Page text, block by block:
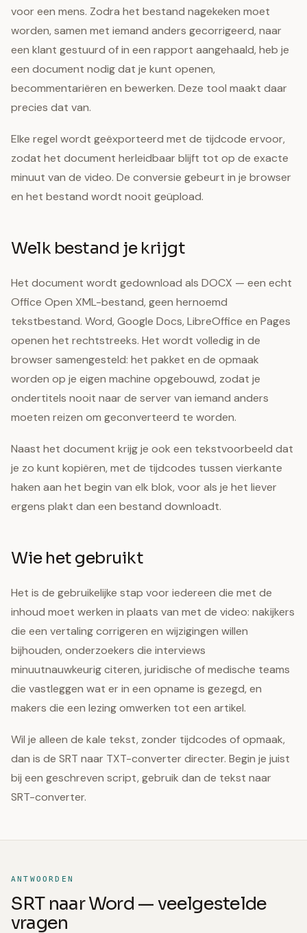
voor een mens. Zodra het bestand nagekeken moet
worden, samen met iemand anders gecorrigeerd, naar
een klant gestuurd of in een rapport aangehaald, heb je
een document nodig dat je kunt openen,
becommentariëren en bewerken. Deze tool maakt daar
precies dat van.
Elke regel wordt geëxporteerd met de tijdcode ervoor,
zodat het document herleidbaar blijft tot op de exacte
minuut van de video. De conversie gebeurt in je browser
en het bestand wordt nooit geüpload.
Welk bestand je krijgt
Het document wordt gedownload als DOCX — een echt
Office Open XML-bestand, geen hernoemd
tekstbestand. Word, Google Docs, LibreOffice en Pages
openen het rechtstreeks. Het wordt volledig in de
browser samengesteld: het pakket en de opmaak
worden op je eigen machine opgebouwd, zodat je
ondertitels nooit naar de server van iemand anders
moeten reizen om geconverteerd te worden.
Naast het document krijg je ook een tekstvoorbeeld dat
je zo kunt kopiëren, met de tijdcodes tussen vierkante
haken aan het begin van elk blok, voor als je het liever
ergens plakt dan een bestand downloadt.
Wie het gebruikt
Het is de gebruikelijke stap voor iedereen die met de
inhoud moet werken in plaats van met de video: nakijkers
die een vertaling corrigeren en wijzigingen willen
bijhouden, onderzoekers die interviews
minuutnauwkeurig citeren, juridische of medische teams
die vastleggen wat er in een opname is gezegd, en
makers die een lezing omwerken tot een artikel.
Wil je alleen de kale tekst, zonder tijdcodes of opmaak,
dan is de SRT naar TXT-converter directer. Begin je juist
bij een geschreven script, gebruik dan de tekst naar
SRT-converter.
ANTWOORDEN
SRT naar Word — veelgestelde
vragen